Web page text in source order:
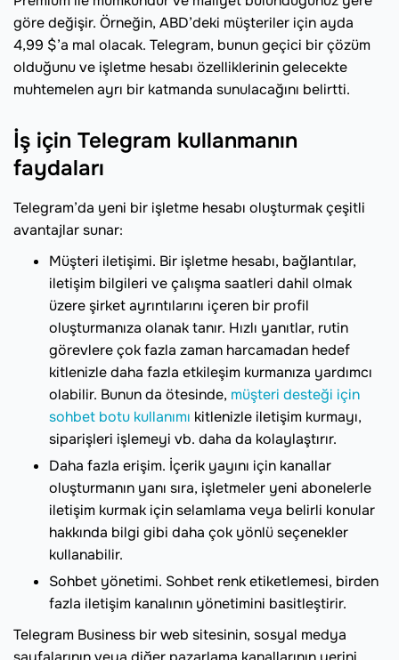
göre değişir. Örneğin, ABD’deki müşteriler için ayda
4,99 $’a mal olacak. Telegram, bunun geçici bir çözüm
olduğunu ve işletme hesabı özelliklerinin gelecekte
muhtemelen ayrı bir katmanda sunulacağını belirtti.
İş için Telegram kullanmanın
faydaları
Telegram’da yeni bir işletme hesabı oluşturmak çeşitli
avantajlar sunar:
Müşteri iletişimi. Bir işletme hesabı, bağlantılar,
iletişim bilgileri ve çalışma saatleri dahil olmak
üzere şirket ayrıntılarını içeren bir profil
oluşturmanıza olanak tanır. Hızlı yanıtlar, rutin
görevlere çok fazla zaman harcamadan hedef
kitlenizle daha fazla etkileşim kurmanıza yardımcı
olabilir. Bunun da ötesinde, müşteri desteği için
sohbet botu kullanımı kitlenizle iletişim kurmayı,
siparişleri işlemeyi vb. daha da kolaylaştırır.
Daha fazla erişim. İçerik yayını için kanallar
oluşturmanın yanı sıra, işletmeler yeni abonelerle
iletişim kurmak için selamlama veya belirli konular
hakkında bilgi gibi daha çok yönlü seçenekler
kullanabilir.
Sohbet yönetimi. Sohbet renk etiketlemesi, birden
fazla iletişim kanalının yönetimini basitleştirir.
Telegram Business bir web sitesinin, sosyal medya